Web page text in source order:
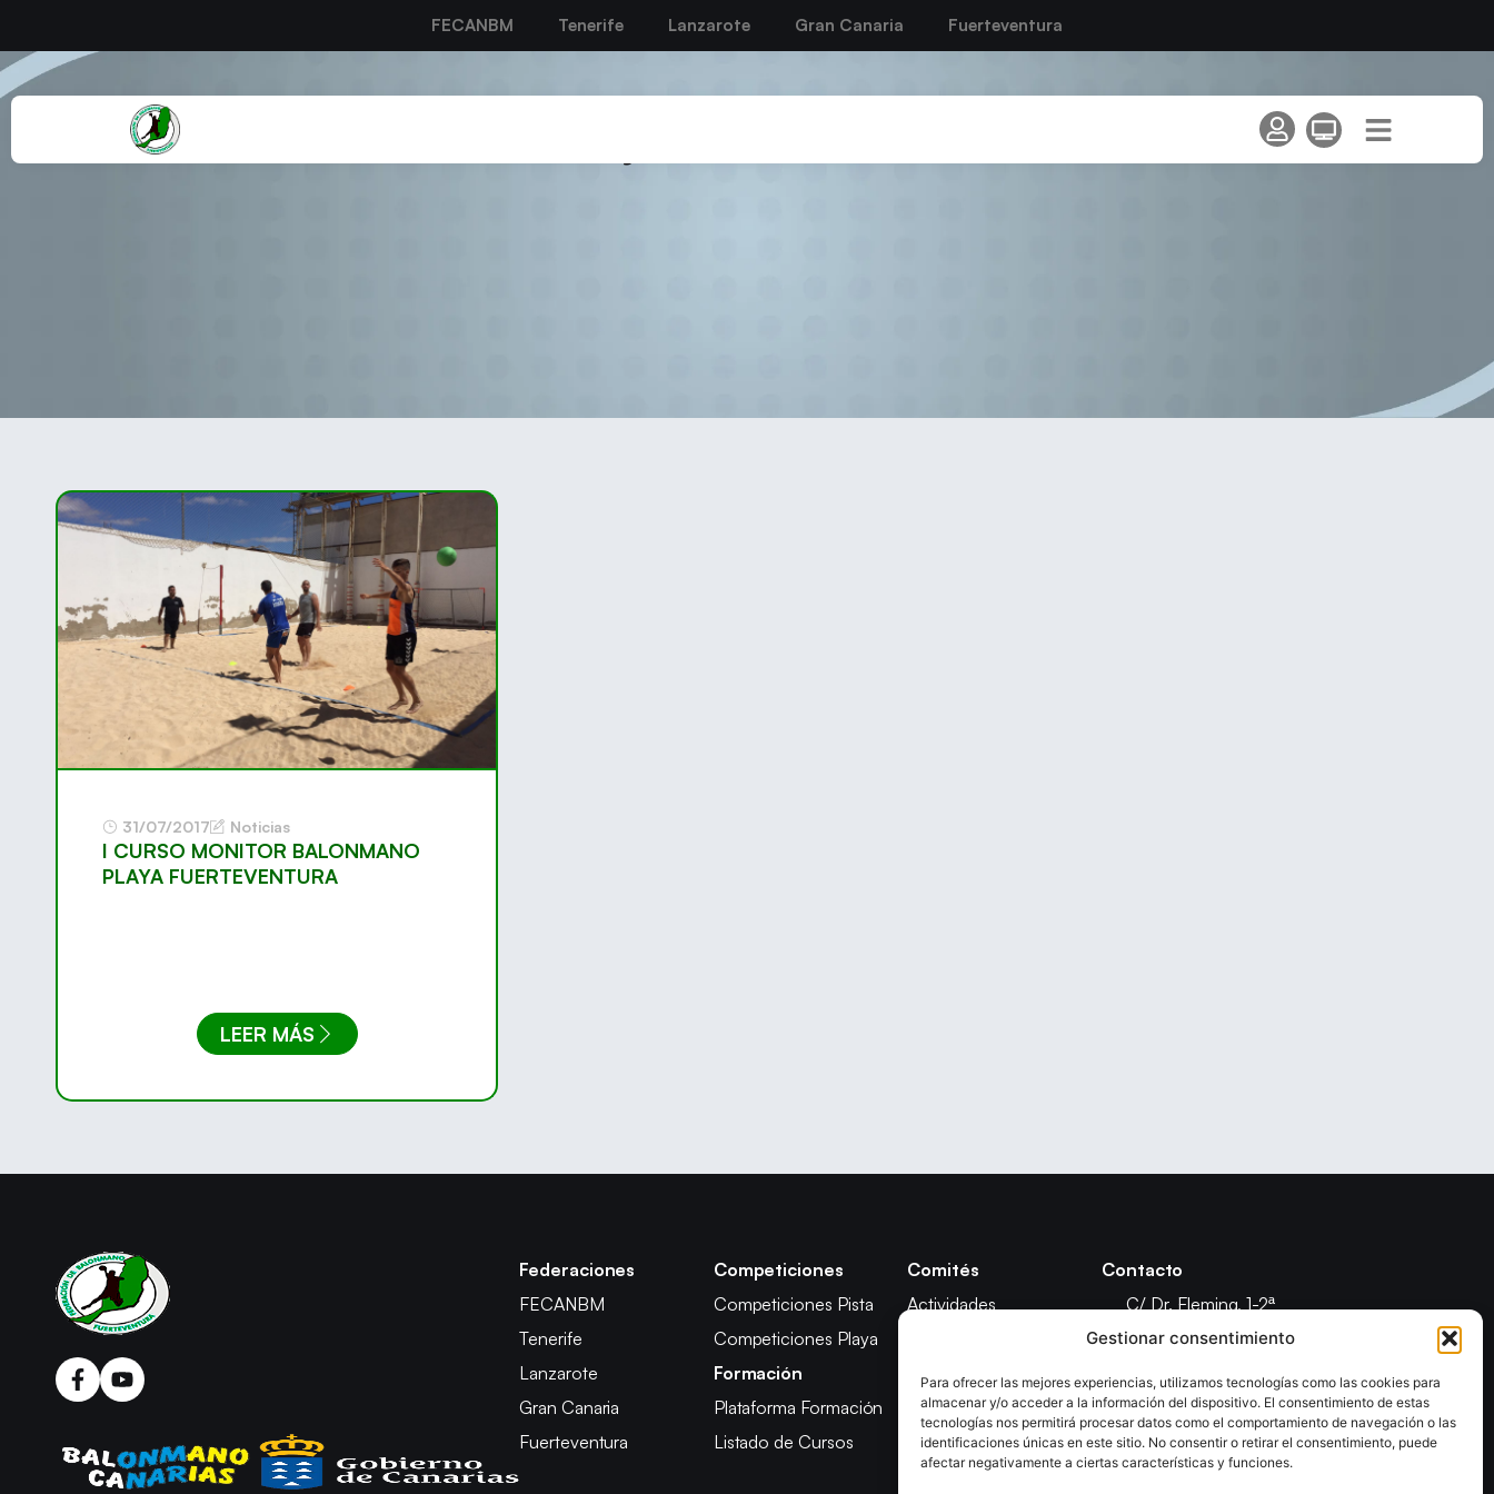
Gestionar consentimiento
Para ofrecer las mejores experiencias, utilizamos tecnologías como las cookies para
almacenar y/o acceder a la información del dispositivo. El consentimiento de estas
tecnologías nos permitirá procesar datos como el comportamiento de navegación o las
identificaciones únicas en este sitio. No consentir o retirar el consentimiento, puede
afectar negativamente a ciertas características y funciones.
FECANBM Tenerife Lanzarote Gran Canaria Fuerteventura
31/07/2017 Noticias
I CURSO MONITOR BALONMANO
PLAYA FUERTEVENTURA
LEER MÁS
Federaciones
FECANBM
Tenerife
Lanzarote
Gran Canaria
Fuerteventura
Competiciones
Competiciones Pista
Competiciones Playa
Formación
Plataforma Formación
Listado de Cursos
Comités
Actividades
Árbitros
Competición
Apelación
Contacto
C/ Dr. Fleming, 1-2ª
Puerto del Rosario
Fuerteventura - Las Palmas
(+34) 928 855 596
febamfuer@gmail.com